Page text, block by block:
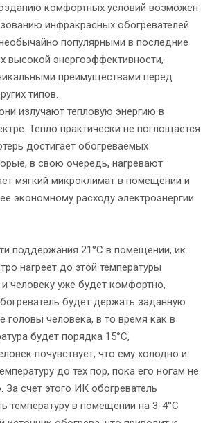
комфортных условий возможен
инфракрасных обогревателей
популярными в последние
высокой энергоэффективности,
преимуществами перед
типов.
излучают тепловую энергию в
Тепло практически не поглощается
достигает обогреваемых
в свою очередь, нагревают
мягкий микроклимат в помещении и
экономному расходу электроэнергии.
поддержания 21°С в помещении, ик
нагреет до этой температуры
человеку уже будет комфортно,
будет держать заданную
головы человека, в то время как в
будет порядка 15°С,
почувствует, что ему холодно и
до тех пор, пока его ногам не
За счет этого ИК обогреватель
температуру в помещении на 3-4°С